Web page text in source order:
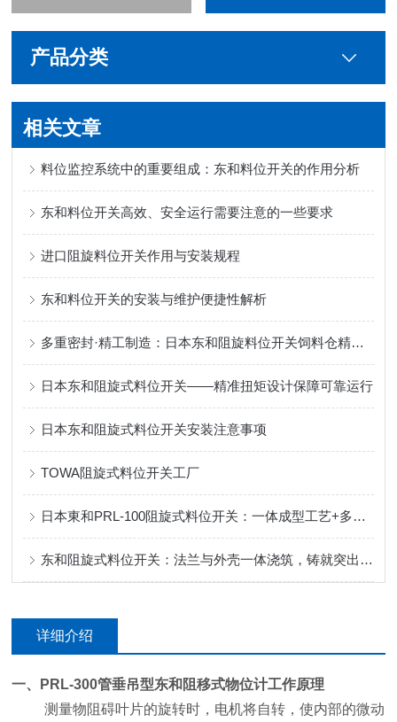
产品分类
相关文章
料位监控系统中的重要组成：东和料位开关的作用分析
东和料位开关高效、安全运行需要注意的一些要求
进口阻旋料位开关作用与安装规程
东和料位开关的安装与维护便捷性解析
多重密封·精工制造：日本东和阻旋料位开关饲料仓精准控料
日本东和阻旋式料位开关——精准扭矩设计保障可靠运行
日本东和阻旋式料位开关安装注意事项
TOWA阻旋式料位开关工厂
日本東和PRL-100阻旋式料位开关：一体成型工艺+多重密封，定义可靠防护！
东和阻旋式料位开关：法兰与外壳一体浇筑，铸就突出性能
详细介绍
一、 PRL-300管垂吊型东和阻移式物位计工作原理
测量物阻碍叶片的旋转时，电机将自转，使内部的微动